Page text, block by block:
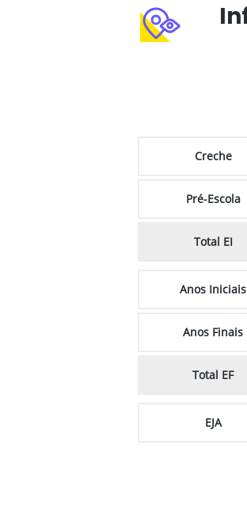
Creche
Pré-Escola
Total EI
Anos Iniciais
Anos Finais
Total EF
EJA